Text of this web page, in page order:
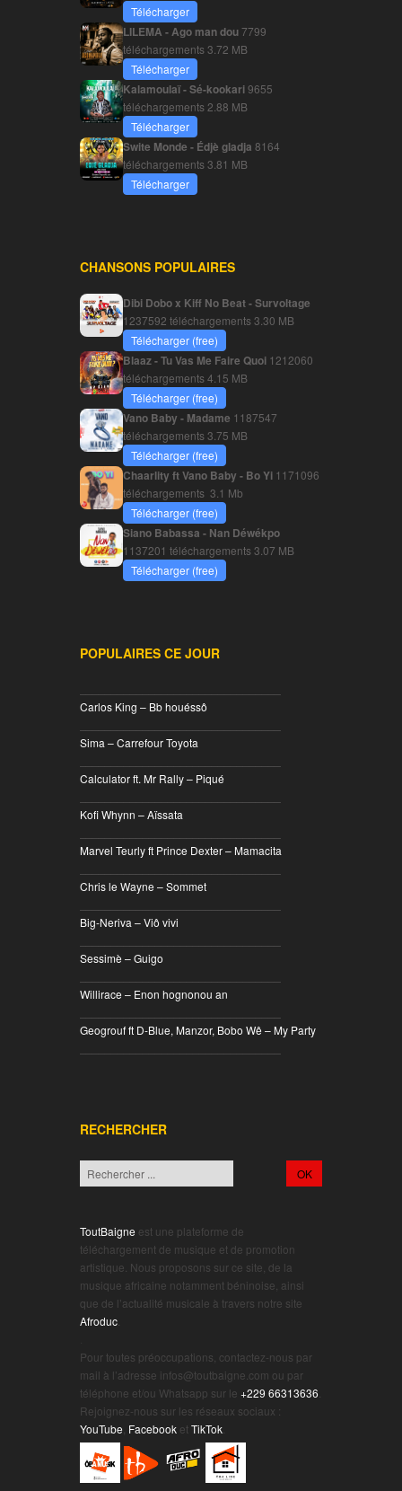
Télécharger
LILEMA - Ago man dou7799
téléchargements3.72 MB
Télécharger
Kalamoulaï - Sé-kookari9655
téléchargements 2.88 MB
Télécharger
Swite Monde - Édjè gladja 8164
téléchargements3.81 MB
Télécharger
CHANSONS POPULAIRES
Dibi Dobo x Kiff No Beat - Survoltage
1237592 téléchargements3.30 MB
Télécharger (free)
Blaaz - Tu Vas Me Faire Quoi 1212060
téléchargements4.15 MB
Télécharger (free)
Vano Baby - Madame 1187547
téléchargements3.75 MB
Télécharger (free)
Chaarlity ft Vano Baby - Bo Yi 1171096
téléchargements 3.1 Mb
Télécharger (free)
Siano Babassa - Nan Déwékpo
1137201 téléchargements3.07 MB
Télécharger (free)
POPULAIRES CE JOUR
Carlos King – Bb houéssô
Sima – Carrefour Toyota
Calculator ft. Mr Rally – Piqué
Kofi Whynn – Aïssata
Marvel Teurly ft Prince Dexter – Mamacita
Chris le Wayne – Sommet
Big-Neriva – Viô vivi
Sessimè – Guigo
Willirace – Enon hognonou an
Geogrouf ft D-Blue, Manzor, Bobo Wê – My Party
RECHERCHER
ToutBaigne est une plateforme de
téléchargement de musique et de promotion
artistique. Nous proposons sur ce site, de la
musique africaine notamment béninoise, ainsi
que de l’actualité musicale à travers notre site
Afroduc
Pour toutes préoccupations, contactez-nous par
mail à l’adresse infos@toutbaigne.com ou par
téléphone et/ou Whatsapp sur le +229 66313636
Rejoignez-nous sur les réseaux sociaux :
YouTube Facebook etTikTok